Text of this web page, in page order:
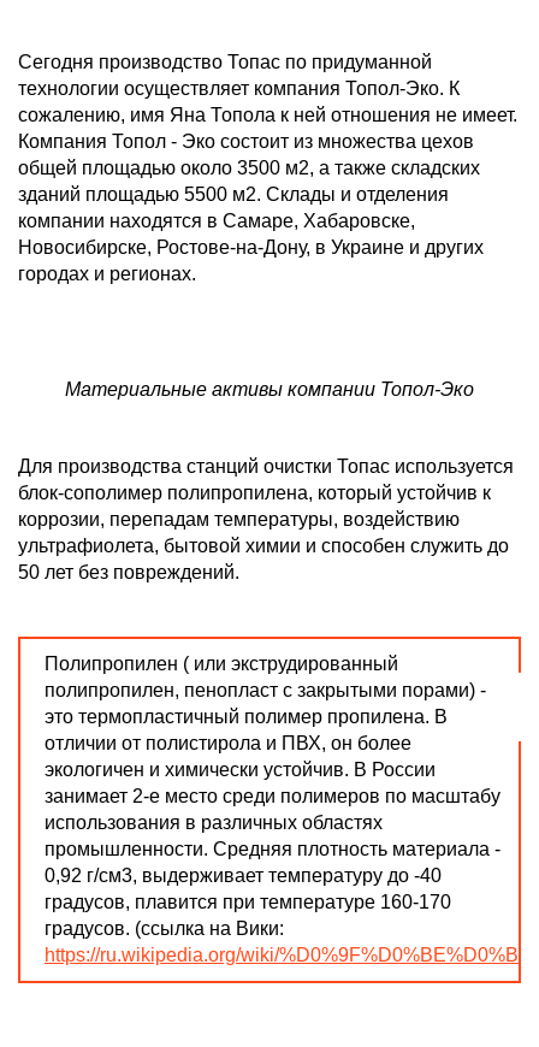
Сегодня производство Топас по придуманной
технологии осуществляет компания Топол-Эко. К
сожалению, имя Яна Топола к ней отношения не имеет.
Компания Топол - Эко состоит из множества цехов
общей площадью около 3500 м2, а также складских
зданий площадью 5500 м2. Склады и отделения
компании находятся в Самаре, Хабаровске,
Новосибирске, Ростове-на-Дону, в Украине и других
городах и регионах.
Материальные активы компании Топол-Эко
Для производства станций очистки Топас используется
блок-сополимер полипропилена, который устойчив к
коррозии, перепадам температуры, воздействию
ультрафиолета, бытовой химии и способен служить до
50 лет без повреждений.
Полипропилен ( или экструдированный
полипропилен, пенопласт с закрытыми порами) -
это термопластичный полимер пропилена. В
отличии от полистирола и ПВХ, он более
экологичен и химически устойчив. В России
занимает 2-е место среди полимеров по масштабу
использования в различных областях
промышленности. Средняя плотность материала -
0,92 г/см3, выдерживает температуру до -40
градусов, плавится при температуре 160-170
градусов. (ссылка на Вики:
https://ru.wikipedia.org/wiki/